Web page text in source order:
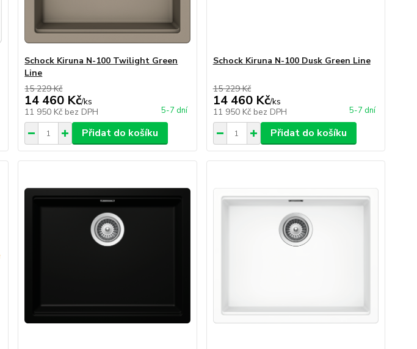
Schock Kiruna N-100 Twilight Green
Line
15 229 Kč
14 460 Kč/ks
11 950 Kč bez DPH 5-7 dní
Přidat do košíku
Schock Kiruna N-100 Dusk Green Line
15 229 Kč
14 460 Kč/ks
11 950 Kč bez DPH 5-7 dní
Přidat do košíku